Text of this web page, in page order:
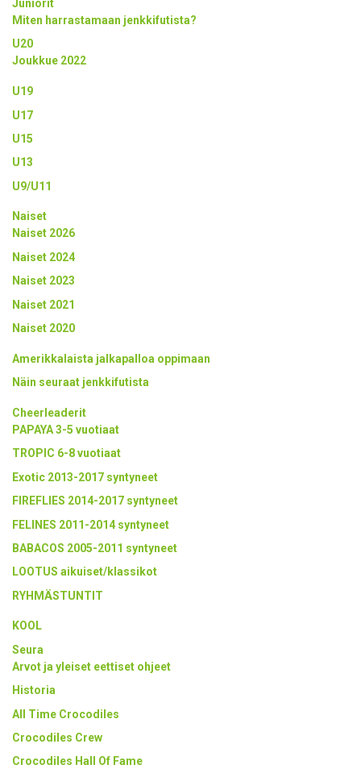
Juniorit
Miten harrastamaan jenkkifutista?
U20
Joukkue 2022
U19
U17
U15
U13
U9/U11
Naiset
Naiset 2026
Naiset 2024
Naiset 2023
Naiset 2021
Naiset 2020
Amerikkalaista jalkapalloa oppimaan
Näin seuraat jenkkifutista
Cheerleaderit
PAPAYA 3-5 vuotiaat
TROPIC 6-8 vuotiaat
Exotic 2013-2017 syntyneet
FIREFLIES 2014-2017 syntyneet
FELINES 2011-2014 syntyneet
BABACOS 2005-2011 syntyneet
LOOTUS aikuiset/klassikot
RYHMÄSTUNTIT
KOOL
Seura
Arvot ja yleiset eettiset ohjeet
Historia
All Time Crocodiles
Crocodiles Crew
Crocodiles Hall Of Fame